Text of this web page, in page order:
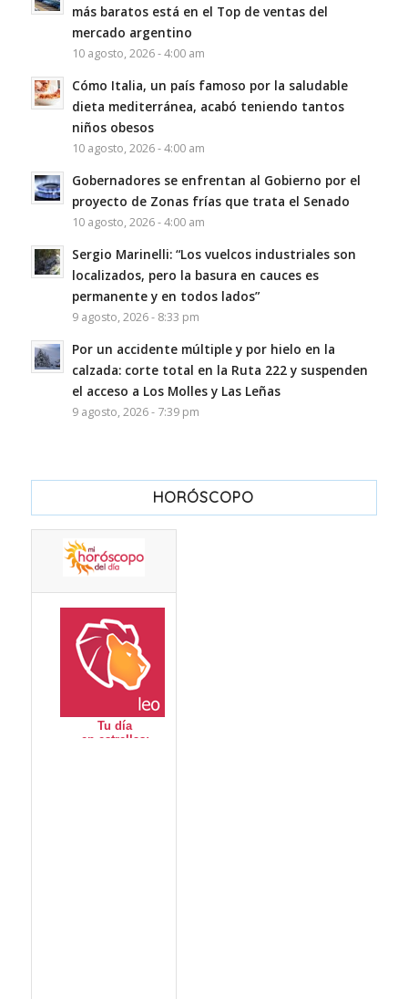
más baratos está en el Top de ventas del
mercado argentino
10 agosto, 2026 - 4:00 am
Cómo Italia, un país famoso por la saludable
dieta mediterránea, acabó teniendo tantos
niños obesos
10 agosto, 2026 - 4:00 am
Gobernadores se enfrentan al Gobierno por el
proyecto de Zonas frías que trata el Senado
10 agosto, 2026 - 4:00 am
Sergio Marinelli: “Los vuelcos industriales son
localizados, pero la basura en cauces es
permanente y en todos lados”
9 agosto, 2026 - 8:33 pm
Por un accidente múltiple y por hielo en la
calzada: corte total en la Ruta 222 y suspenden
el acceso a Los Molles y Las Leñas
9 agosto, 2026 - 7:39 pm
HORÓSCOPO